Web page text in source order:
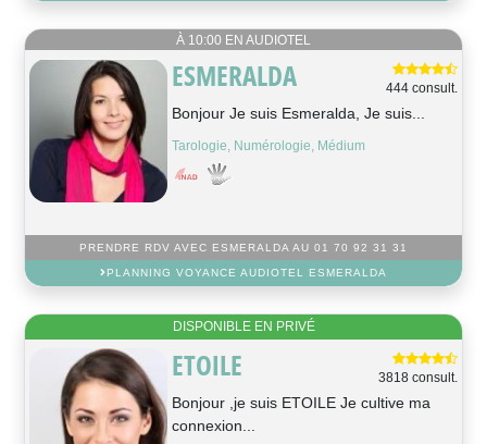
À 10:00 EN AUDIOTEL
ESMERALDA 444 consult.
Bonjour Je suis Esmeralda, Je suis...
Tarologie, Numérologie, Médium
PRENDRE RDV AVEC ESMERALDA AU 01 70 92 31 31
PLANNING VOYANCE AUDIOTEL ESMERALDA
DISPONIBLE EN PRIVÉ
ETOILE 3818 consult.
Bonjour ,je suis ETOILE Je cultive ma
connexion...